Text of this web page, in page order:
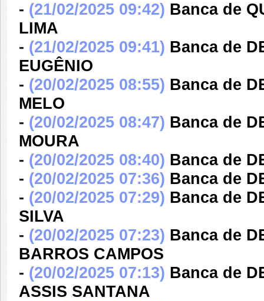
- (21/02/2025 09:42) Banca de
LIMA
- (21/02/2025 09:41) Banca de
EUGÊNIO
- (20/02/2025 08:55) Banca de
MELO
- (20/02/2025 08:47) Banca de
MOURA
- (20/02/2025 08:40) Banca de
- (20/02/2025 07:36) Banca de
- (20/02/2025 07:29) Banca de
SILVA
- (20/02/2025 07:23) Banca de
BARROS CAMPOS
- (20/02/2025 07:13) Banca de
ASSIS SANTANA